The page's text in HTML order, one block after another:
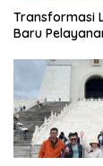
Transformasi
Baru